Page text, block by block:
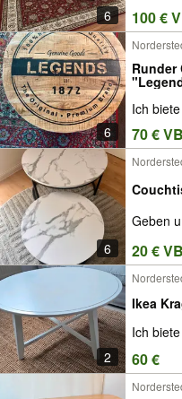
6 100 €
6
Runder
Ich
70 € VB
6
Geben
20 € VB
2
Ikea
Ich
60 €